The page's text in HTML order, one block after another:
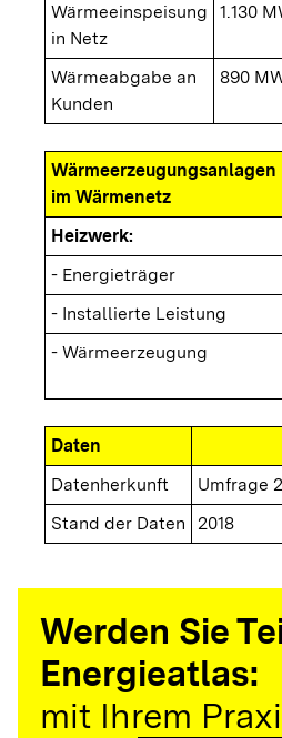
Wärmeeinspeisung
in Netz
1.130
Wärmeabgabe an
Kunden
890
Wärmeerzeugungsanlagen
im Wärmenetz
Heizwerk:
- Energieträger
- Installierte Leistung
- Wärmeerzeugung
Daten
Datenherkunft
Umfrage
Stand der Daten
2018
Werden Sie
Energieatlas:
mit Ihrem